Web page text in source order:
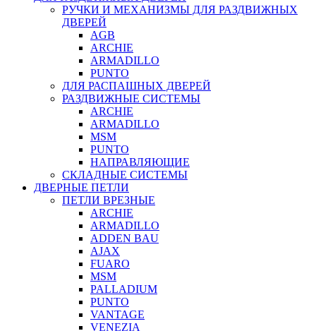
РУЧКИ И МЕХАНИЗМЫ ДЛЯ РАЗДВИЖНЫХ
ДВЕРЕЙ
AGB
ARCHIE
ARMADILLO
PUNTO
ДЛЯ РАСПАШНЫХ ДВЕРЕЙ
РАЗДВИЖНЫЕ СИСТЕМЫ
ARCHIE
ARMADILLO
MSM
PUNTO
НАПРАВЛЯЮЩИЕ
СКЛАДНЫЕ СИСТЕМЫ
ДВЕРНЫЕ ПЕТЛИ
ПЕТЛИ ВРЕЗНЫЕ
ARCHIE
ARMADILLO
ADDEN BAU
AJAX
FUARO
MSM
PALLADIUM
PUNTO
VANTAGE
VENEZIA